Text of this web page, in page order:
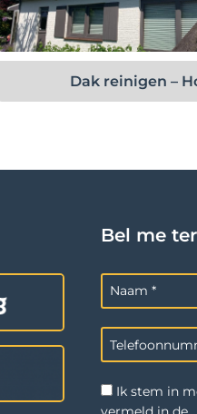
Bekijk
Dak reinigen –
Bel me
Ik stem in